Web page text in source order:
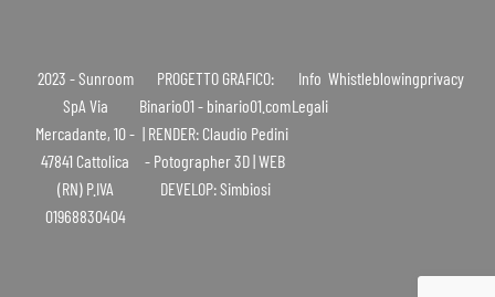
2023 - Sunroom
SpA Via
Mercadante, 10 -
47841 Cattolica
(RN) P.IVA
01968830404
PROGETTO GRAFICO:
Binario01 - binario01.com
| RENDER: Claudio Pedini
- Potographer 3D | WEB
DEVELOP: Simbiosi
Info
Legali
Whistleblowingprivacy